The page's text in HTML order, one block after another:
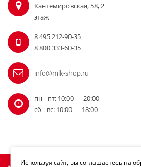
Кантемировская, 58, 2
этаж
8 495 212-90-35
8 800 333-60-35
info@mlk-shop.ru
пн - пт: 10:00 — 20:00
сб - вс: 10:00 — 18:00
Используя сайт, вы соглашаетесь на